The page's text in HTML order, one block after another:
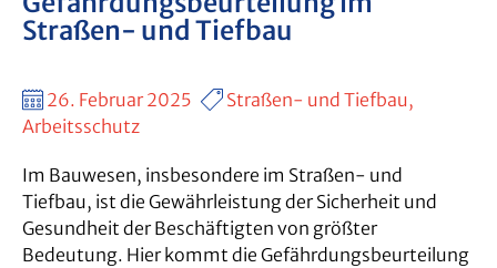
Straßen- und Tiefbau
26. Februar 2025
Straßen- und Tiefbau,
Arbeitsschutz
Im Bauwesen, insbesondere im Straßen- und
Tiefbau, ist die Gewährleistung der Sicherheit und
Gesundheit der Beschäftigten von größter
Bedeutung. Hier kommt die Gefährdungsbeurteilung